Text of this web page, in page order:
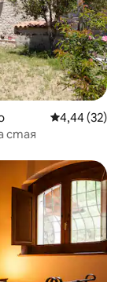
Средна
4,44 (32)
стая